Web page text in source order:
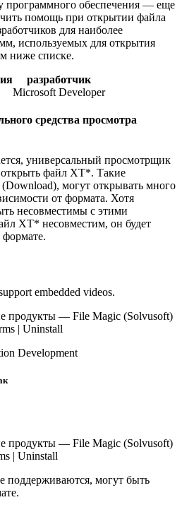
программного обеспечения — еще
помощь при открытии файла
для наиболее
используемых для открытия
ниже списке.
разработчик
Microsoft Developer
средства просмотра
универсальный просмотрщик
файл XT*. Такие
могут открывать много
от формата. Хотя
несовместимы с этими
XT* несовместим, он будет
embedded videos.
продукты — File Magic (Solvusoft)
| Uninstall
продукты — File Magic (Solvusoft)
| Uninstall
поддерживаются, могут быть